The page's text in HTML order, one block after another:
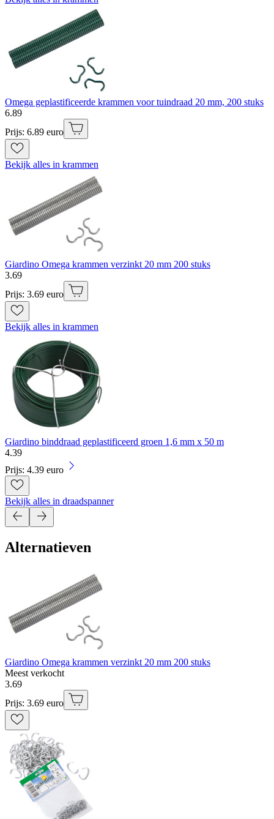
Omega geplastificeerde krammen voor tuindraad 20 mm, 200 stuks
6.89
Prijs: 6.89 euro
Bekijk alles in krammen
Giardino Omega krammen verzinkt 20 mm 200 stuks
3.69
Prijs: 3.69 euro
Bekijk alles in krammen
Giardino binddraad geplastificeerd groen 1,6 mm x 50 m
4.39
Prijs: 4.39 euro
Bekijk alles in draadspanner
Alternatieven
Giardino Omega krammen verzinkt 20 mm 200 stuks
Meest verkocht
3.69
Prijs: 3.69 euro